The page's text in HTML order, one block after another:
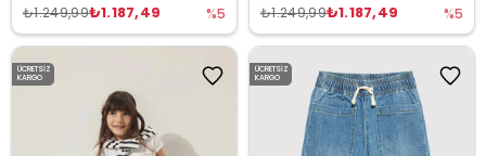
₺1.187,49
₺1.249,99 %5 ₺1.187,49
₺1.249,99 %5
ÜCRETSIZ
KARGO
ÜCRETSIZ
KARGO